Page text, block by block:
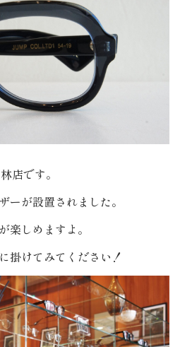
店です。
ーが設置されました。
楽しめますよ。
掛けてみてください！